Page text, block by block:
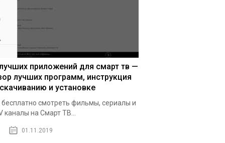
приложений для смарт тв —
лучших программ, инструкция
и установке
бесплатно смотреть фильмы, сериалы и
каналы на Смарт ТВ...
01.11.2019